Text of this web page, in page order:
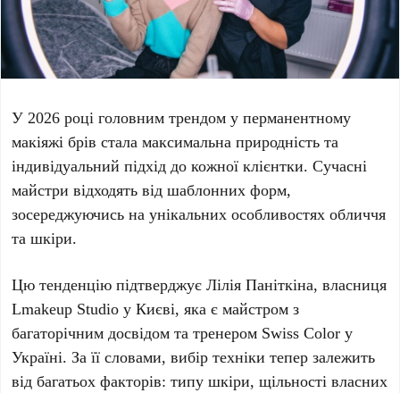
У2026 році головним трендом у перманентному
макіяжі брів стала максимальна природність та
індивідуальний підхід до кожної клієнтки. Сучасні
майстри відходять від шаблонних форм,
зосереджуючись на унікальних особливостях обличчя
та шкіри.
Цю тенденцію підтверджуєЛілія Паніткіна, власниця
Lmakeup Studio уКиєві, яка є майстром з
багаторічним досвідом та тренером Swiss Color у
Україні. За її словами, вибір техніки тепер залежить
від багатьох факторів: типу шкіри, щільності власних